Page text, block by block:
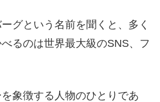
グという名前を聞くと、多く
るのは世界最大級のSNS、フ
象徴する人物のひとりであ